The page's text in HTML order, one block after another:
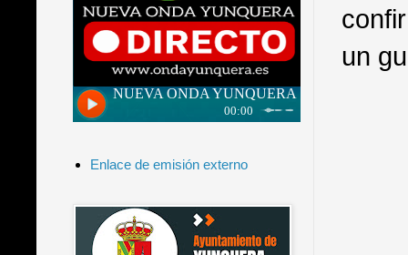
un
Enlace de emisión externo